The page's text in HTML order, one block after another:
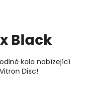
Black
kolo nabízející
Disc!